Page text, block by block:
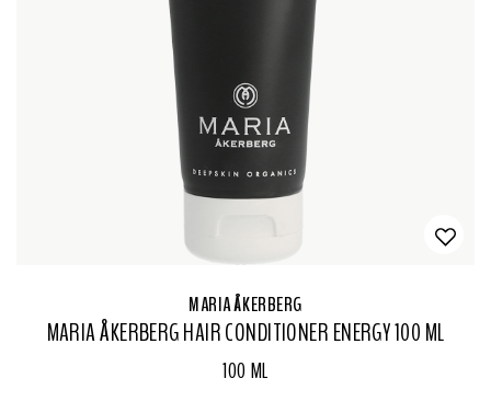
MARIA ÅKERBERG
MARIA ÅKERBERG HAIR CONDITIONER ENERGY 100 ML
100 ML